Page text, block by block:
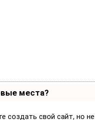
места?
создать свой сайт, но